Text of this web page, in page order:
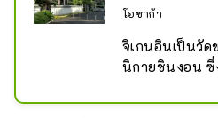
โอซาก้า
จิเกนอินเป็นวัด
นิกายชินงอน